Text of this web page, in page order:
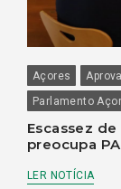
Açores
Parlamento
Escassez
preocupa
LER NOTÍCIA